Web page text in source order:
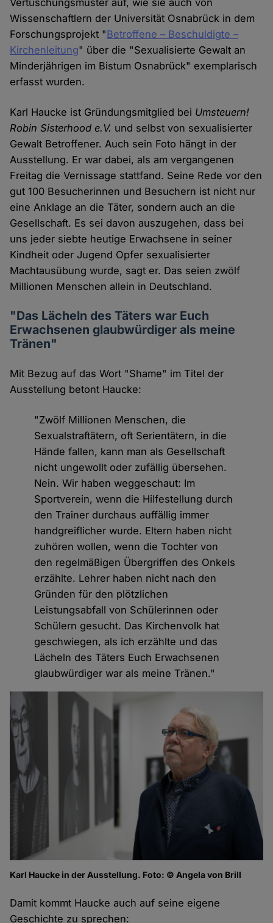
Vertuschungsmuster auf, wie sie auch von
Wissenschaftlern der Universität Osnabrück in dem
Forschungsprojekt "Betroffene – Beschuldigte –
Kirchenleitung" über die "Sexualisierte Gewalt an
Minderjährigen im Bistum Osnabrück" exemplarisch
erfasst wurden.
Karl Haucke ist Gründungsmitglied bei Umsteuern!
Robin Sisterhood e.V. und selbst von sexualisierter
Gewalt Betroffener. Auch sein Foto hängt in der
Ausstellung. Er war dabei, als am vergangenen
Freitag die Vernissage stattfand. Seine Rede vor den
gut 100 Besucherinnen und Besuchern ist nicht nur
eine Anklage an die Täter, sondern auch an die
Gesellschaft. Es sei davon auszugehen, dass bei
uns jeder siebte heutige Erwachsene in seiner
Kindheit oder Jugend Opfer sexualisierter
Machtausübung wurde, sagt er. Das seien zwölf
Millionen Menschen allein in Deutschland.
"Das Lächeln des Täters war Euch
Erwachsenen glaubwürdiger als meine
Tränen"
Mit Bezug auf das Wort "Shame" im Titel der
Ausstellung betont Haucke:
"Zwölf Millionen Menschen, die
Sexualstraftätern, oft Serientätern, in die
Hände fallen, kann man als Gesellschaft
nicht ungewollt oder zufällig übersehen.
Nein. Wir haben weggeschaut: Im
Sportverein, wenn die Hilfestellung durch
den Trainer durchaus auffällig immer
handgreiflicher wurde. Eltern haben nicht
zuhören wollen, wenn die Tochter von
den regelmäßigen Übergriffen des Onkels
erzählte. Lehrer haben nicht nach den
Gründen für den plötzlichen
Leistungsabfall von Schülerinnen oder
Schülern gesucht. Das Kirchenvolk hat
geschwiegen, als ich erzählte und das
Lächeln des Täters Euch Erwachsenen
glaubwürdiger war als meine Tränen."
Karl Haucke in der Ausstellung. Foto: © Angela von Brill
Damit kommt Haucke auch auf seine eigene
Geschichte zu sprechen: